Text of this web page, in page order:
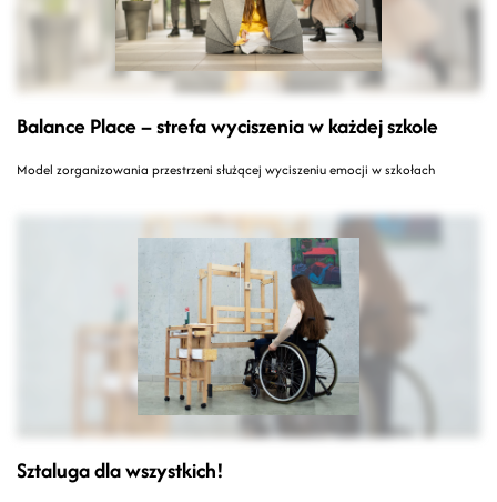
Balance Place – strefa wyciszenia w każdej szkole
Model zorganizowania przestrzeni służącej wyciszeniu emocji w szkołach
Sztaluga dla wszystkich!